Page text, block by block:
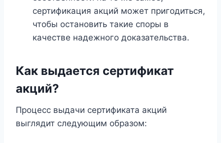
сертификация акций может пригодиться,
чтобы остановить такие споры в
качестве надежного доказательства.
Как выдается сертификат
акций?
Процесс выдачи сертификата акций
выглядит следующим образом: